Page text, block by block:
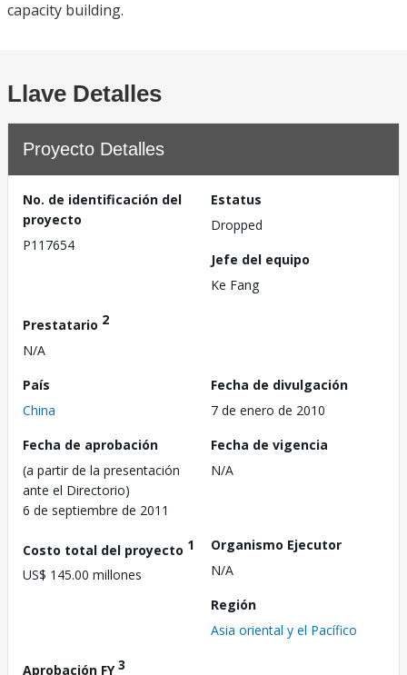
capacity building.
Llave Detalles
Proyecto Detalles
No. de identificación del
proyecto
P117654
Estatus
Dropped
Jefe del equipo
Ke Fang
Prestatario 2
N/A
País
China
Fecha de divulgación
7 de enero de 2010
Fecha de aprobación
(a partir de la presentación
ante el Directorio)
6 de septiembre de 2011
Fecha de vigencia
N/A
Costo total del proyecto 1
US$ 145.00 millones
Organismo Ejecutor
N/A
Región
Asia oriental y el Pacífico
Aprobación FY3